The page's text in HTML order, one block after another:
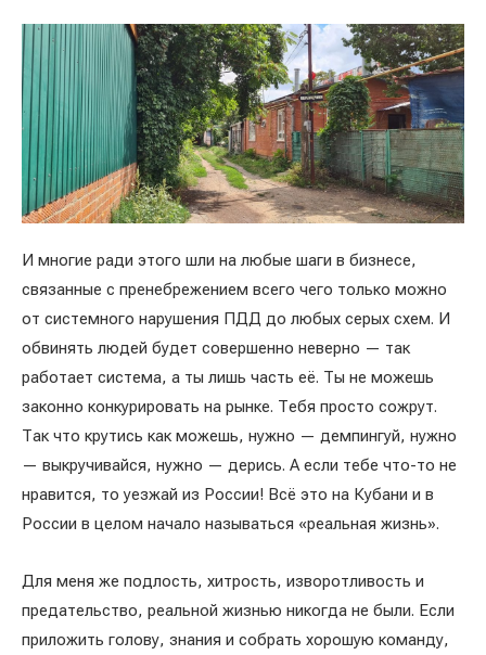
И многие ради этого шли на любые шаги в бизнесе,
связанные с пренебрежением всего чего только можно
от системного нарушения ПДД до любых серых схем. И
обвинять людей будет совершенно неверно — так
работает система, а ты лишь часть её. Ты не можешь
законно конкурировать на рынке. Тебя просто сожрут.
Так что крутись как можешь, нужно — демпингуй, нужно
— выкручивайся, нужно — дерись. А если тебе что-то не
нравится, то уезжай из России! Всё это на Кубани и в
России в целом начало называться «реальная жизнь».
Для меня же подлость, хитрость, изворотливость и
предательство, реальной жизнью никогда не были. Если
приложить голову, знания и собрать хорошую команду,